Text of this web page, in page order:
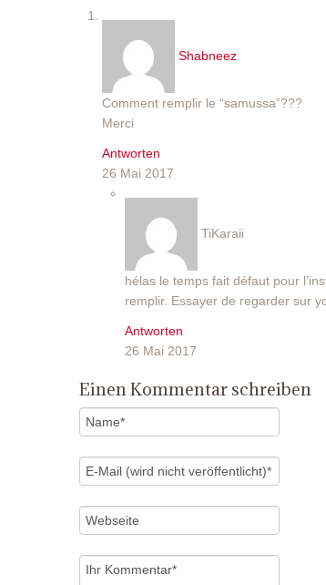
Shabneez
Comment remplir le “samussa”???
Merci
Antworten
26 Mai 2017
TiKaraii
hélas le temps fait défaut pour
remplir. Essayer de regarder sur
Antworten
26 Mai 2017
Einen Kommentar schreiben